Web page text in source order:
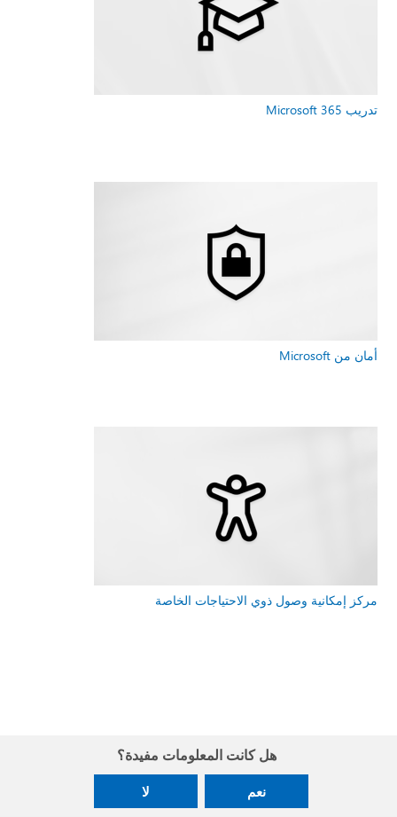
تدريب Microsoft 365
أمان من Microsoft
مركز إمكانية وصول ذوي الاحتياجات الخاصة
هل كانت المعلومات مفيدة؟
نعم لا